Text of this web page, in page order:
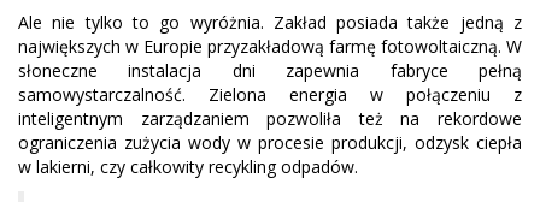
Ale nie tylko to go wyróżnia. Zakład posiada także jedną z
największych w Europie przyzakładową farmę fotowoltaiczną. W
słoneczne instalacja dni zapewnia fabryce pełną
samowystarczalność. Zielona energia w połączeniu z
inteligentnym zarządzaniem pozwoliła też na rekordowe
ograniczenia zużycia wody w procesie produkcji, odzysk ciepła
w lakierni, czy całkowity recykling odpadów.